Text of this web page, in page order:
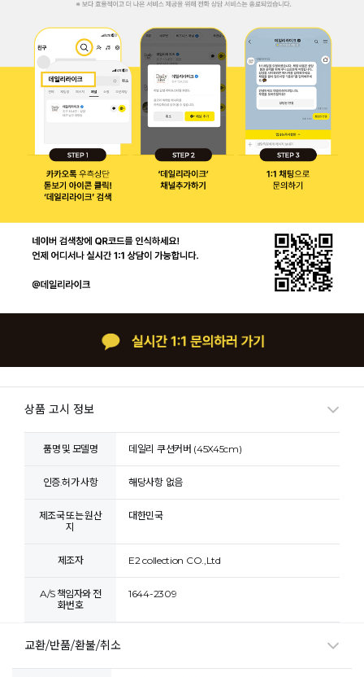
상품 고시 정보
품명 및 모델명 데일리 쿠션커버 (45X45cm)
인증.허가 사항 해당사항 없음
제조국 또는 원산
지
대한민국
제조자 E2 collection CO.,Ltd
A/S 책임자와 전
화번호
1644-2309
교환/반품/환불/취소